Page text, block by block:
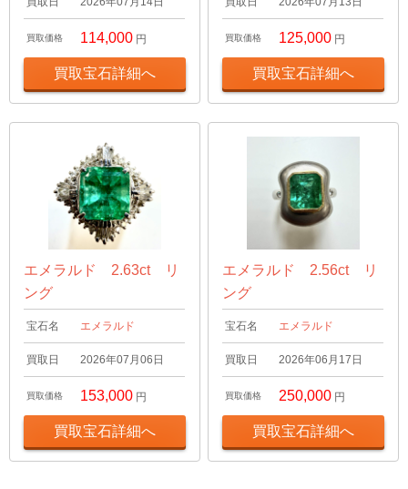
買取価格 114,000 円
買取宝石詳細へ
買取価格 125,000 円
買取宝石詳細へ
エメラルド 2.63ct リ
ング
宝石名 エメラルド
買取日 2026年07月06日
買取価格 153,000 円
買取宝石詳細へ
エメラルド 2.56ct リ
ング
宝石名 エメラルド
買取日 2026年06月17日
買取価格 250,000 円
買取宝石詳細へ